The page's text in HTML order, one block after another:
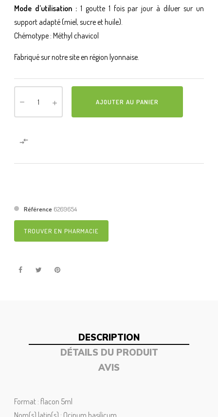
Mode d’utilisation : 1 goutte 1 fois par jour à diluer sur un
support adapté (miel, sucre et huile).
Chémotype : Méthyl chavicol
Fabriqué sur notre site en région lyonnaise.
AJOUTER AU PANIER

Référence 6269654
TROUVER EN PHARMACIE
DESCRIPTION
DÉTAILS DU PRODUIT
AVIS
Format : flacon 5ml